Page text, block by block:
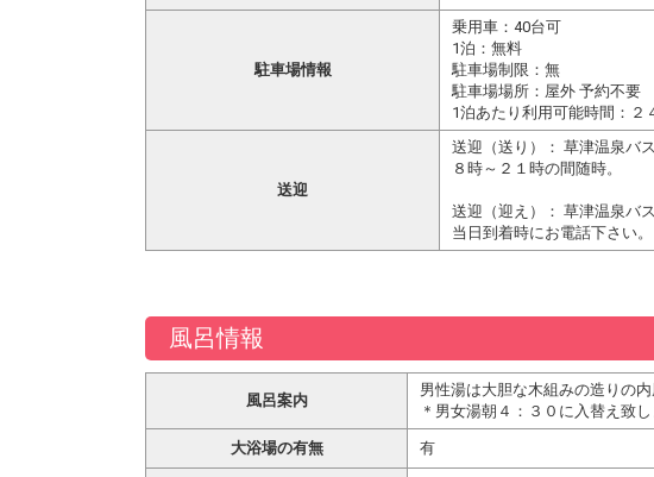
駐車場情報
乗用車：40台可
1泊：無料
駐車場制限：無
駐車場場所：屋外 予約不要
1泊あたり利用可能時間：２
送迎
送迎（送り）： 草津温泉バ
８時～２１時の間随時。
送迎（迎え）： 草津温泉バ
当日到着時にお電話下さい
風呂情報
風呂案内
男性湯は大胆な木組みの造りの
＊男女湯朝４：３０に入替え致し
大浴場の有無 有